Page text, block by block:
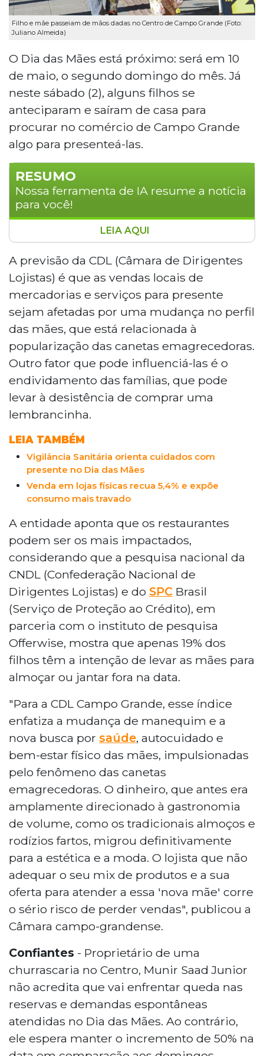
Filho e mãe passeiam de mãos dadas no Centro de Campo Grande (Foto:
Juliano Almeida)
O Dia das Mães está próximo: será em 10
de maio, o segundo domingo do mês. Já
neste sábado (2), alguns filhos se
anteciparam e saíram de casa para
procurar no comércio de Campo Grande
algo para presenteá-las.
RESUMO
Nossa ferramenta de IA resume a notícia
para você!
Com o Dia das Mães se aproximando, a
CDL de Campo Grande prevê mudanças
no perfil de consumo da data, atribuindo
às canetas emagrecedoras e ao
endividamento familiar uma possível
queda nas vendas. Restaurantes podem
ser os mais afetados, já que apenas 19%
dos filhos pretendem levar as mães para
jantar fora. Apesar disso, lojistas e
empresários do setor se mostram
otimistas com o movimento esperado
para o segundo domingo de maio.
LEIA AQUI
A previsão da CDL (Câmara de Dirigentes
Lojistas) é que as vendas locais de
mercadorias e serviços para presente
sejam afetadas por uma mudança no perfil
das mães, que está relacionada à
popularização das canetas emagrecedoras.
Outro fator que pode influenciá-las é o
endividamento das famílias, que pode
levar à desistência de comprar uma
lembrancinha.
LEIA TAMBÉM
Vigilância Sanitária orienta cuidados com
presente no Dia das Mães
Venda em lojas físicas recua 5,4% e expõe
consumo mais travado
A entidade aponta que os restaurantes
podem ser os mais impactados,
considerando que a pesquisa nacional da
CNDL (Confederação Nacional de
Dirigentes Lojistas) e do SPC Brasil
(Serviço de Proteção ao Crédito), em
parceria com o instituto de pesquisa
Offerwise, mostra que apenas 19% dos
filhos têm a intenção de levar as mães para
almoçar ou jantar fora na data.
"Para a CDL Campo Grande, esse índice
enfatiza a mudança de manequim e a
nova busca por saúde, autocuidado e
bem-estar físico das mães, impulsionadas
pelo fenômeno das canetas
emagrecedoras. O dinheiro, que antes era
amplamente direcionado à gastronomia
de volume, como os tradicionais almoços e
rodízios fartos, migrou definitivamente
para a estética e a moda. O lojista que não
adequar o seu mix de produtos e a sua
oferta para atender a essa 'nova mãe' corre
o sério risco de perder vendas", publicou a
Câmara campo-grandense.
Confiantes - Proprietário de uma
churrascaria no Centro, Munir Saad Junior
não acredita que vai enfrentar queda nas
reservas e demandas espontâneas
atendidas no Dia das Mães. Ao contrário,
ele espera manter o incremento de 50% na